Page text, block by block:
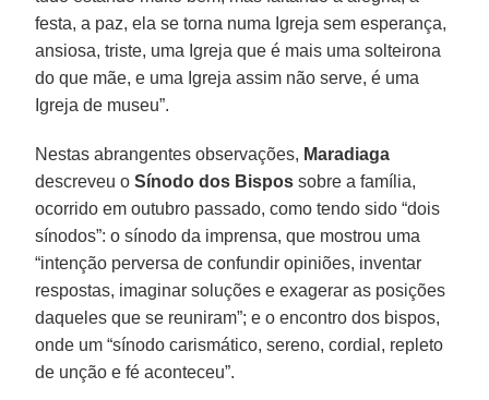
festa, a paz, ela se torna numa Igreja sem esperança,
ansiosa, triste, uma Igreja que é mais uma solteirona
do que mãe, e uma Igreja assim não serve, é uma
Igreja de museu”.
Nestas abrangentes observações, Maradiaga
descreveu oSínodo dos Bispos sobre a família,
ocorrido em outubro passado, como tendo sido “dois
sínodos”: o sínodo da imprensa, que mostrou uma
“intenção perversa de confundir opiniões, inventar
respostas, imaginar soluções e exagerar as posições
daqueles que se reuniram”; e o encontro dos bispos,
onde um “sínodo carismático, sereno, cordial, repleto
de unção e fé aconteceu”.